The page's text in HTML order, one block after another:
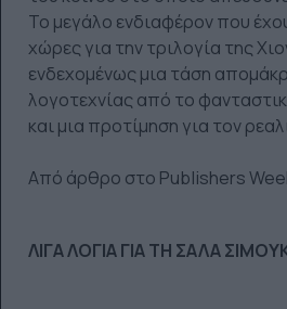
Το μεγάλο ενδιαφέρον που
χώρες για την τριλογία της
ενδεχομένως μια τάση
λογοτεχνίας από το
και μια προτίμηση για τον
Από άρθρο στο Publishers
ΛΙΓΑ ΛΟΓΙΑ ΓΙΑ ΤΗ ΣΑΛΑ